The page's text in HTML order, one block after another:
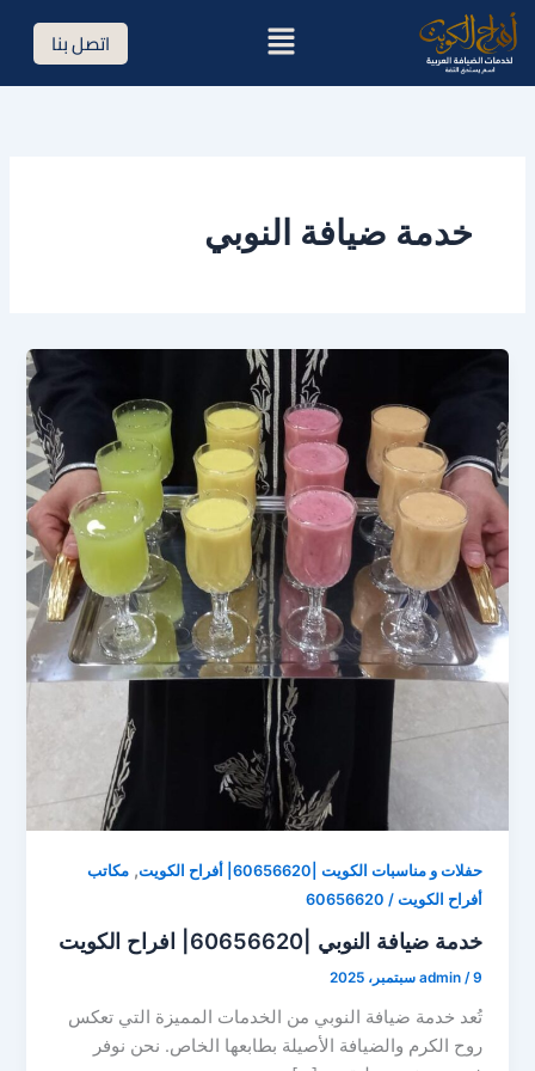
تخطي
إلى
المحتوى
القائمة اتصل بنا
خدمة ضيافة النوبي
حفلات و مناسبات الكويت |60656620| أفراح الكويت ,مكاتب
أفراح الكويت / 60656620
خدمة ضيافة النوبي |60656620| افراح الكويت
admin /9 سبتمبر، 2025
تُعد خدمة ضيافة النوبي من الخدمات المميزة التي تعكس
روح الكرم والضيافة الأصيلة بطابعها الخاص. نحن نوفر